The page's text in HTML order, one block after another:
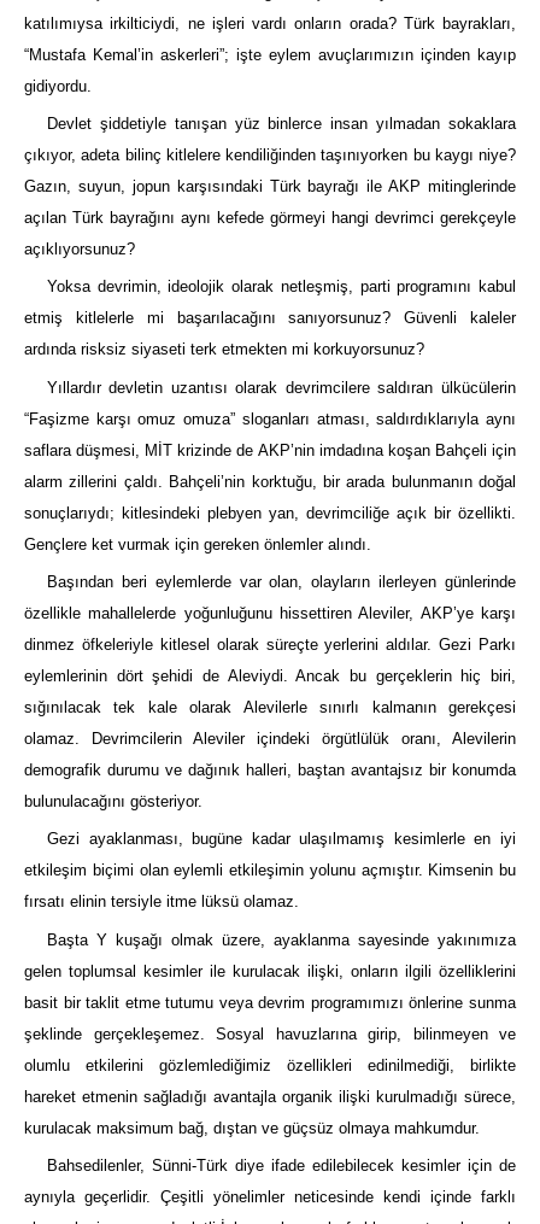
katılımıysa irkilticiydi, ne işleri vardı onların orada? Türk bayrakları,
“Mustafa Kemal’in askerleri”; işte eylem avuçlarımızın içinden kayıp
gidiyordu.
Devlet şiddetiyle tanışan yüz binlerce insan yılmadan sokaklara
çıkıyor, adeta bilinç kitlelere kendiliğinden taşınıyorken bu kaygı niye?
Gazın, suyun, jopun karşısındaki Türk bayrağı ile AKP mitinglerinde
açılan Türk bayrağını aynı kefede görmeyi hangi devrimci gerekçeyle
açıklıyorsunuz?
Yoksa devrimin, ideolojik olarak netleşmiş, parti programını kabul
etmiş kitlelerle mi başarılacağını sanıyorsunuz? Güvenli kaleler
ardında risksiz siyaseti terk etmekten mi korkuyorsunuz?
Yıllardır devletin uzantısı olarak devrimcilere saldıran ülkücülerin
“Faşizme karşı omuz omuza” sloganları atması, saldırdıklarıyla aynı
saflara düşmesi, MİT krizinde de AKP’nin imdadına koşan Bahçeli için
alarm zillerini çaldı. Bahçeli’nin korktuğu, bir arada bulunmanın doğal
sonuçlarıydı; kitlesindeki plebyen yan, devrimciliğe açık bir özellikti.
Gençlere ket vurmak için gereken önlemler alındı.
Başından beri eylemlerde var olan, olayların ilerleyen günlerinde
özellikle mahallelerde yoğunluğunu hissettiren Aleviler, AKP’ye karşı
dinmez öfkeleriyle kitlesel olarak süreçte yerlerini aldılar. Gezi Parkı
eylemlerinin dört şehidi de Aleviydi. Ancak bu gerçeklerin hiç biri,
sığınılacak tek kale olarak Alevilerle sınırlı kalmanın gerekçesi
olamaz. Devrimcilerin Aleviler içindeki örgütlülük oranı, Alevilerin
demografik durumu ve dağınık halleri, baştan avantajsız bir konumda
bulunulacağını gösteriyor.
Gezi ayaklanması, bugüne kadar ulaşılmamış kesimlerle en iyi
etkileşim biçimi olan eylemli etkileşimin yolunu açmıştır. Kimsenin bu
fırsatı elinin tersiyle itme lüksü olamaz.
Başta Y kuşağı olmak üzere, ayaklanma sayesinde yakınımıza
gelen toplumsal kesimler ile kurulacak ilişki, onların ilgili özelliklerini
basit bir taklit etme tutumu veya devrim programımızı önlerine sunma
şeklinde gerçekleşemez. Sosyal havuzlarına girip, bilinmeyen ve
olumlu etkilerini gözlemlediğimiz özellikleri edinilmediği, birlikte
hareket etmenin sağladığı avantajla organik ilişki kurulmadığı sürece,
kurulacak maksimum bağ, dıştan ve güçsüz olmaya mahkumdur.
Bahsedilenler, Sünni-Türk diye ifade edilebilecek kesimler için de
aynıyla geçerlidir. Çeşitli yönelimler neticesinde kendi içinde farklı